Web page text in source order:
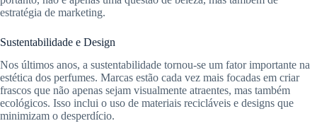
estratégia de marketing.
Sustentabilidade e Design
Nos últimos anos, a sustentabilidade tornou-se um fator importante na
estética dos perfumes. Marcas estão cada vez mais focadas em criar
frascos que não apenas sejam visualmente atraentes, mas também
ecológicos. Isso inclui o uso de materiais recicláveis e designs que
minimizam o desperdício.